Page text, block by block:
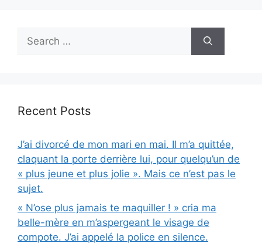
for:
Recent Posts
J’ai divorcé de mon mari en mai. Il m’a quittée,
claquant la porte derrière lui, pour quelqu’un de
« plus jeune et plus jolie ». Mais ce n’est pas le
sujet.
« N’ose plus jamais te maquiller ! » cria ma
belle-mère en m’aspergeant le visage de
compote. J’ai appelé la police en silence.